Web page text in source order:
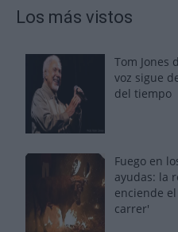
Los más vistos
Tom Jones
voz sigue
del tiempo
Fuego en
ayudas: la
enciende
carrer'